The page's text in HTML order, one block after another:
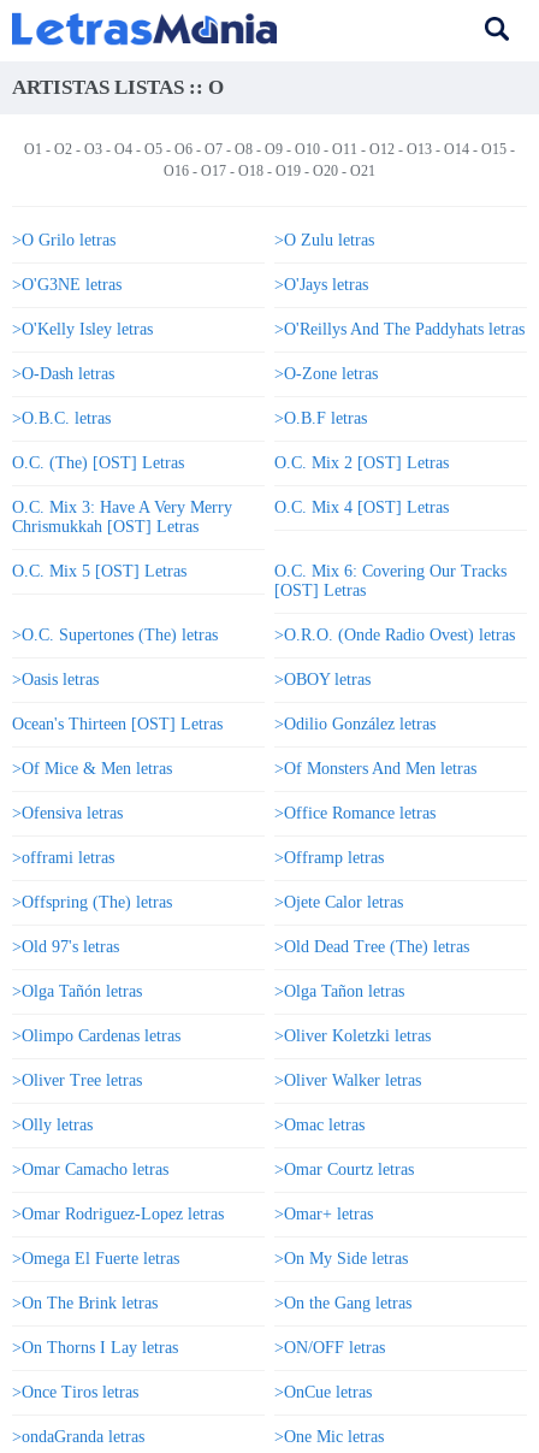
ARTISTAS LISTAS :: O
O1 - O2 - O3 - O4 - O5 - O6 - O7 - O8 - O9 - O10 - O11 - O12 - O13 - O14 - O15 -
O16 - O17 - O18 - O19 - O20 - O21
>O Grilo letras >O Zulu letras
>O'G3NE letras >O'Jays letras
>O'Kelly Isley letras >O'Reillys And The Paddyhats letras
>O-Dash letras >O-Zone letras
>O.B.C. letras >O.B.F letras
O.C. (The) [OST] Letras O.C. Mix 2 [OST] Letras
O.C. Mix 3: Have A Very Merry
Chrismukkah [OST] Letras
O.C. Mix 4 [OST] Letras
O.C. Mix 5 [OST] Letras
O.C. Mix 6: Covering Our Tracks
[OST] Letras
>O.C. Supertones (The) letras >O.R.O. (Onde Radio Ovest) letras
>Oasis letras >OBOY letras
Ocean's Thirteen [OST] Letras >Odilio González letras
>Of Mice & Men letras >Of Monsters And Men letras
>Ofensiva letras >Office Romance letras
>offrami letras >Offramp letras
>Offspring (The) letras >Ojete Calor letras
>Old 97's letras >Old Dead Tree (The) letras
>Olga Tañón letras >Olga Tañon letras
>Olimpo Cardenas letras >Oliver Koletzki letras
>Oliver Tree letras >Oliver Walker letras
>Olly letras >Omac letras
>Omar Camacho letras >Omar Courtz letras
>Omar Rodriguez-Lopez letras >Omar+ letras
>Omega El Fuerte letras >On My Side letras
>On The Brink letras >On the Gang letras
>On Thorns I Lay letras >ON/OFF letras
>Once Tiros letras >OnCue letras
>ondaGranda letras >One Mic letras